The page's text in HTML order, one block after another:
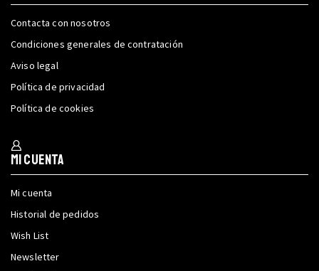
Contacta con nosotros
Condiciones generales de contratación
Aviso legal
Política de privacidad
Política de cookies
Mi cuenta
Mi cuenta
Historial de pedidos
Wish List
Newsletter